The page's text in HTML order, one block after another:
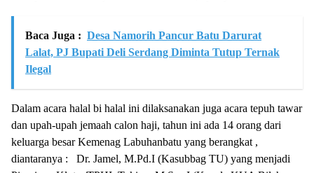
Baca Juga : Desa Namorih Pancur Batu Darurat
Lalat, PJ Bupati Deli Serdang Diminta Tutup Ternak
Ilegal
Dalam acara halal bi halal ini dilaksanakan juga acara tepuh tawar
dan upah-upah jemaah calon haji, tahun ini ada 14 orang dari
keluarga besar Kemenag Labuhanbatu yang berangkat ,
diantaranya : Dr. Jamel, M.Pd.I (Kasubbag TU) yang menjadi